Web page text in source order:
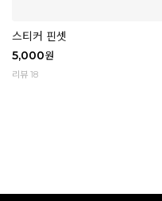
스티커 핀셋
5,000원
리뷰 18